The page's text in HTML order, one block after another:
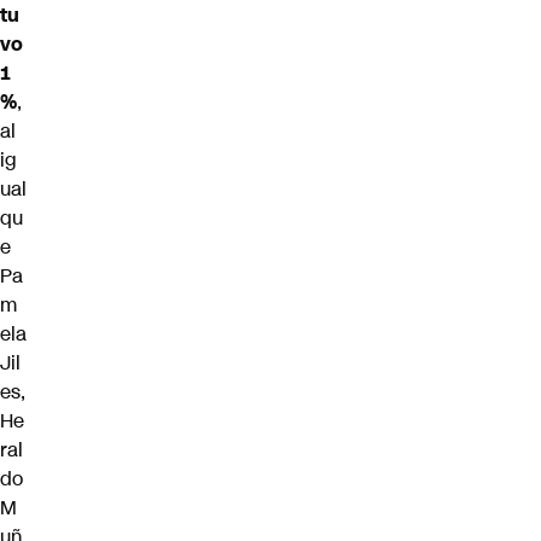
tu
vo
1
%,
al
ig
ual
qu
e
Pa
m
ela
Jil
es,
He
ral
do
M